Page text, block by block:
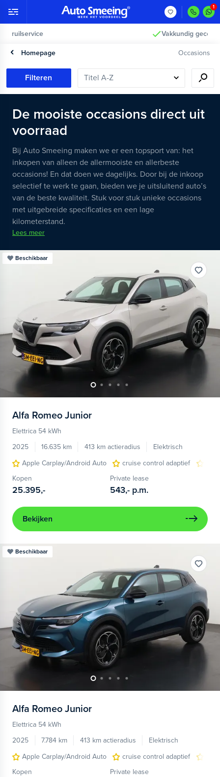
Vakkundig gecontroleerd >
Homepage Occasions
Filteren
De mooiste occasions direct uit
voorraad
Bij Auto Smeeing maken we er een topsport van: het
inkopen van alleen de allermooiste en allerbeste
occasions! En dat doen we dagelijks. Door bij de inkoop
selectief te werk te gaan, bieden we je uitsluitend auto’s
van de beste kwaliteit. Stuk voor stuk unieke occasions
met uitgebreide specificaties en een lage
kilometerstand.
Lees meer
Beschikbaar
Alfa Romeo Junior
Elettrica 54 kWh
2025
16.635 km 413 km actieradius
Elektrisch
Apple Carplay/Android Auto
cruise control adaptief
Kopen
25.395,-
Private lease
543,- p.m.
Bekijken
Beschikbaar
Alfa Romeo Junior
Elettrica 54 kWh
2025
7.784 km 413 km actieradius
Elektrisch
Apple Carplay/Android Auto
cruise control adaptief
Kopen
Private lease